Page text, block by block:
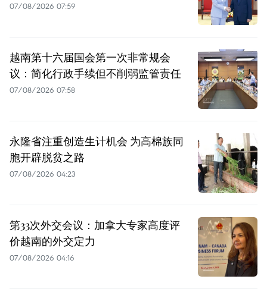
07/08/2026 07:59
越南第十六届国会第一次非常规会
议：简化行政手续但不削弱监管责任
07/08/2026 07:58
永隆省注重创造生计机会 为高棉族同
胞开辟脱贫之路
07/08/2026 04:23
第33次外交会议：加拿大专家高度评
价越南的外交定力
07/08/2026 04:16